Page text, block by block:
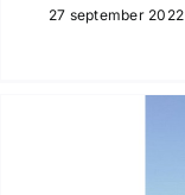
27 september 2022